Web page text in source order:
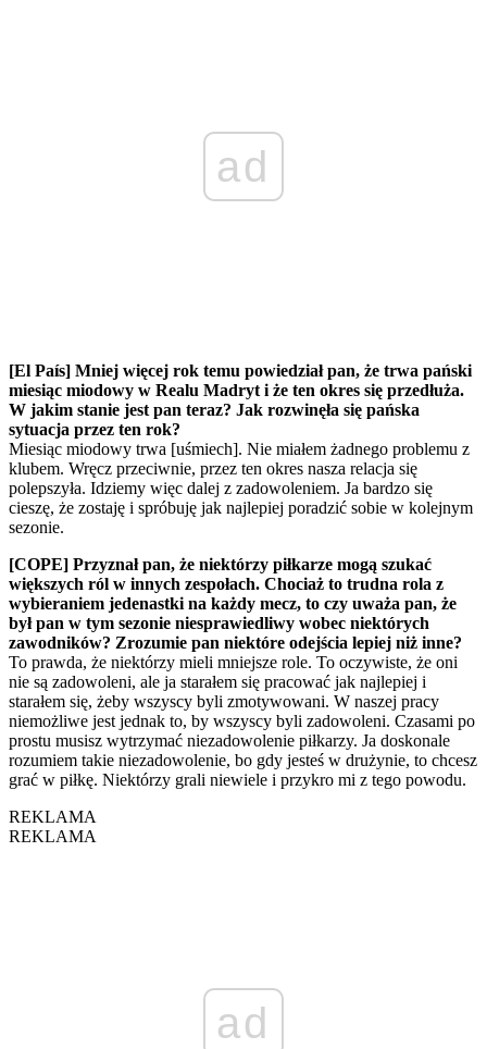
ad
[El País] Mniej więcej rok temu powiedział pan, że trwa pański
miesiąc miodowy w Realu Madryt i że ten okres się przedłuża.
W jakim stanie jest pan teraz? Jak rozwinęła się pańska
sytuacja przez ten rok?
Miesiąc miodowy trwa [uśmiech]. Nie miałem żadnego problemu z
klubem. Wręcz przeciwnie, przez ten okres nasza relacja się
polepszyła. Idziemy więc dalej z zadowoleniem. Ja bardzo się
cieszę, że zostaję i spróbuję jak najlepiej poradzić sobie w kolejnym
sezonie.
[COPE] Przyznał pan, że niektórzy piłkarze mogą szukać
większych ról w innych zespołach. Chociaż to trudna rola z
wybieraniem jedenastki na każdy mecz, to czy uważa pan, że
był pan w tym sezonie niesprawiedliwy wobec niektórych
zawodników? Zrozumie pan niektóre odejścia lepiej niż inne?
To prawda, że niektórzy mieli mniejsze role. To oczywiste, że oni
nie są zadowoleni, ale ja starałem się pracować jak najlepiej i
starałem się, żeby wszyscy byli zmotywowani. W naszej pracy
niemożliwe jest jednak to, by wszyscy byli zadowoleni. Czasami po
prostu musisz wytrzymać niezadowolenie piłkarzy. Ja doskonale
rozumiem takie niezadowolenie, bo gdy jesteś w drużynie, to chcesz
grać w piłkę. Niektórzy grali niewiele i przykro mi z tego powodu.
REKLAMA
REKLAMA
ad